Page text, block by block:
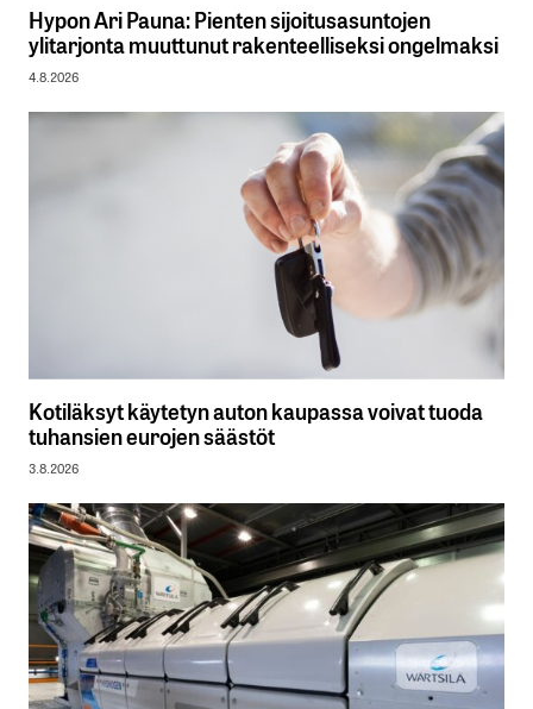
Hypon Ari Pauna: Pienten sijoitusasuntojen
ylitarjonta muuttunut rakenteelliseksi ongelmaksi
4.8.2026
Kotiläksyt käytetyn auton kaupassa voivat tuoda
tuhansien eurojen säästöt
3.8.2026